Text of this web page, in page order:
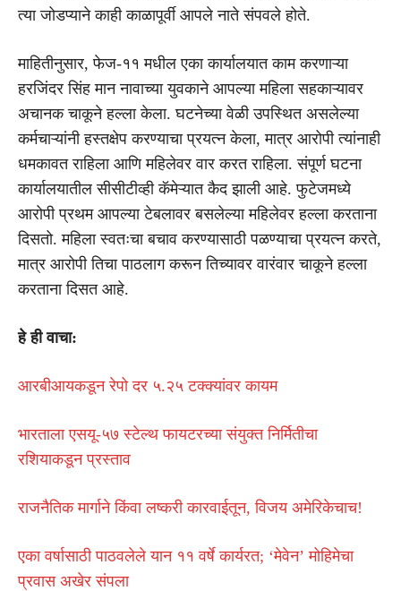
त्या जोडप्याने काही काळापूर्वी आपले नाते संपवले होते.
माहितीनुसार, फेज-११ मधील एका कार्यालयात काम करणाऱ्या
हरजिंदर सिंह मान नावाच्या युवकाने आपल्या महिला सहकाऱ्यावर
अचानक चाकूने हल्ला केला. घटनेच्या वेळी उपस्थित असलेल्या
कर्मचाऱ्यांनी हस्तक्षेप करण्याचा प्रयत्न केला, मात्र आरोपी त्यांनाही
धमकावत राहिला आणि महिलेवर वार करत राहिला. संपूर्ण घटना
कार्यालयातील सीसीटीव्ही कॅमेऱ्यात कैद झाली आहे. फुटेजमध्ये
आरोपी प्रथम आपल्या टेबलावर बसलेल्या महिलेवर हल्ला करताना
दिसतो. महिला स्वतःचा बचाव करण्यासाठी पळण्याचा प्रयत्न करते,
मात्र आरोपी तिचा पाठलाग करून तिच्यावर वारंवार चाकूने हल्ला
करताना दिसत आहे.
हे ही वाचा:
आरबीआयकडून रेपो दर ५.२५ टक्क्यांवर कायम
भारताला एसयू-५७ स्टेल्थ फायटरच्या संयुक्त निर्मितीचा
रशियाकडून प्रस्ताव
राजनैतिक मार्गाने किंवा लष्करी कारवाईतून, विजय अमेरिकेचाच!
एका वर्षासाठी पाठवलेले यान ११ वर्षे कार्यरत; ‘मेवेन’ मोहिमेचा
प्रवास अखेर संपला